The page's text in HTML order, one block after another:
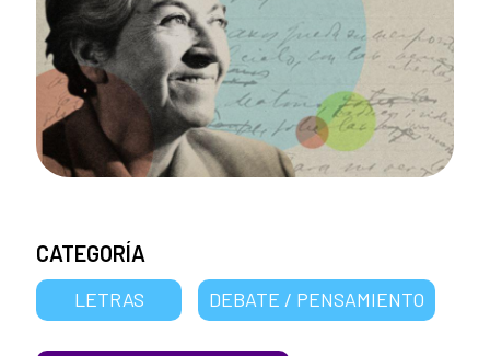
CATEGORÍA
LETRAS DEBATE / PENSAMIENTO